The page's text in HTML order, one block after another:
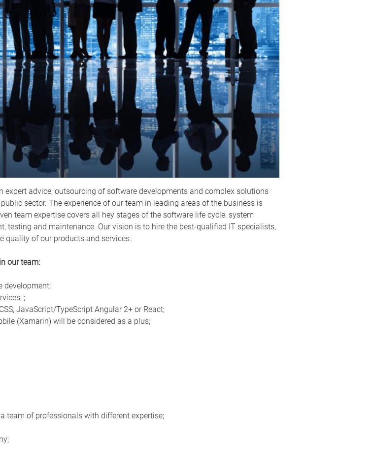
expert advice, outsourcing of software developments and complex solutions
sector. The experience of our team in leading areas of the business is
team expertise covers all hey stages of the software life cycle: system
testing and maintenance. Our vision is to hire the best-qualified IT specialists,
quality of our products and services.
our team:
development;
;
JavaScript/TypeScript Angular 2+ or React;
(Xamarin) will be considered as a plus;
team of professionals with different expertise;